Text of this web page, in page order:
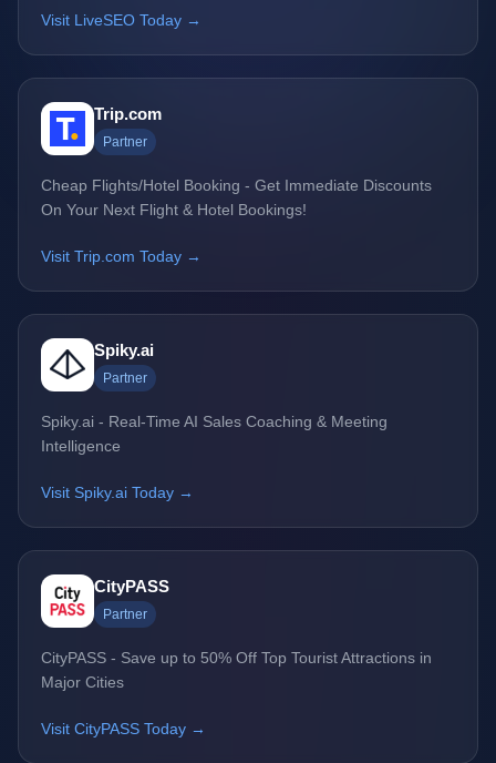
Visit LiveSEO Today →
Trip.com
Partner
Cheap Flights/Hotel Booking - Get Immediate Discounts
On Your Next Flight & Hotel Bookings!
Visit Trip.com Today →
Spiky.ai
Partner
Spiky.ai - Real-Time AI Sales Coaching & Meeting
Intelligence
Visit Spiky.ai Today →
CityPASS
Partner
CityPASS - Save up to 50% Off Top Tourist Attractions in
Major Cities
Visit CityPASS Today →